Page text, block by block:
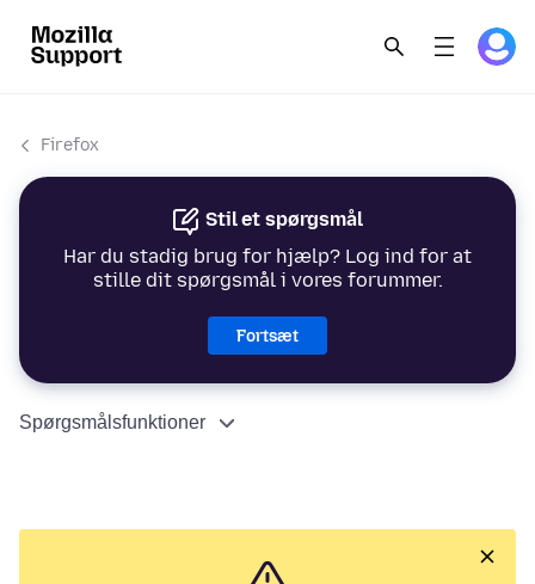
Firefox
Stil et spørgsmål
Har du stadig brug for hjælp? Log ind for at
stille dit spørgsmål i vores forummer.
Fortsæt
Spørgsmålsfunktioner